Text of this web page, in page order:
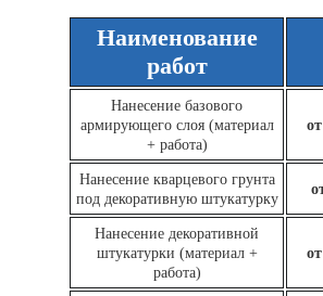
Наименование
работ
Нанесение базового
армирующего слоя (материал
+ работа)
Нанесение кварцевого грунта
под декоративную штукатурку
Нанесение декоративной
штукатурки (материал +
работа)